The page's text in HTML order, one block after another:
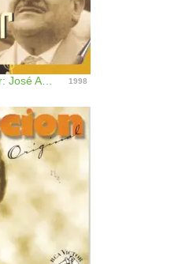
1998